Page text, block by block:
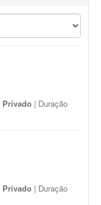
Privado | Duração
Privado | Duração